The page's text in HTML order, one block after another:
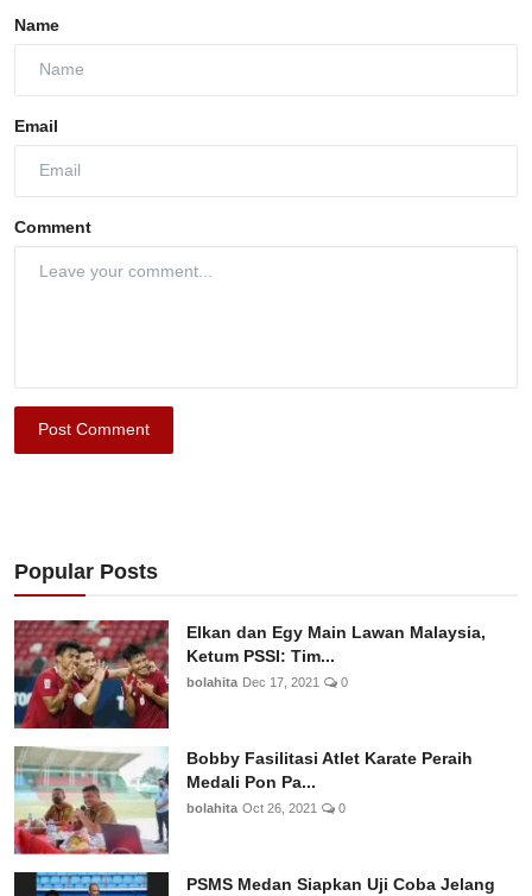
Name
Email
Comment
Post Comment
Popular Posts
Elkan dan Egy Main Lawan Malaysia,
Ketum PSSI: Tim...
bolahita Dec 17, 2021 0
Bobby Fasilitasi Atlet Karate Peraih
Medali Pon Pa...
bolahita Oct 26, 2021 0
PSMS Medan Siapkan Uji Coba Jelang